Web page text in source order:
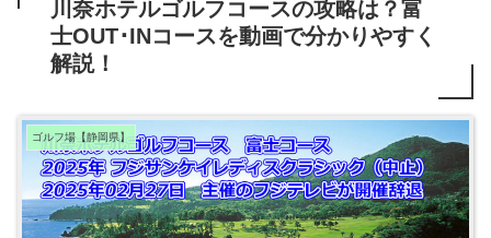
川奈ホテルゴルフコースの攻略は？富
士OUT･INコースを動画で分かりやすく
解説！
ゴルフ場【静岡県】